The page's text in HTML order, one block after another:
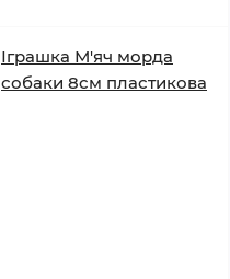
Іграшка М'яч морда
собаки 8см пластикова